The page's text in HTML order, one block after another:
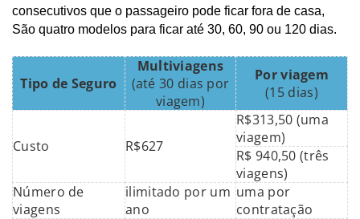
consecutivos que o passageiro pode ficar fora de casa,
São quatro modelos para ficar até 30, 60, 90 ou 120 dias.
Tipo de Seguro
Multiviagens
(até 30 dias por
viagem)
Por viagem
(15 dias)
Custo R$627
R$313,50 (uma
viagem)
R$ 940,50 (três
viagens)
Número de
viagens
ilimitado por um
ano
uma por
contratação